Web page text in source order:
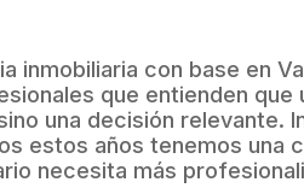
inmobiliaria con base en
que entienden que
una decisión relevante.
estos años tenemos una
necesita más